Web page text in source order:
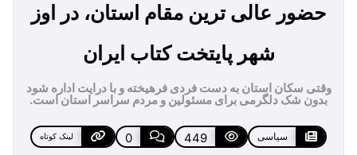
حضور عالی ترین مقام استان، در اوز
شهر پایتخت کتاب ایران
وقتی سکان استان به دست فردی فرهیخته و با درایت اداره شود
بدون شک دلگرمی برای مسئولین و مردم سراسر استان است.
سیاسی 449
0 لینک کوتاه